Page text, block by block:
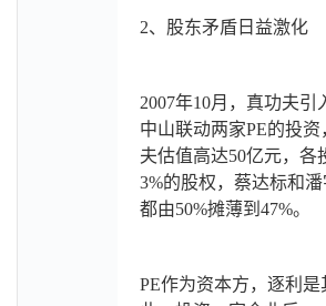
2、股东矛盾日益激化
2007年10月，真功夫引
中山联动两家PE的投资
夫估值高达50亿元，各
3%的股权，蔡达标和
都由50%摊薄到47%。
PE作为资本方，逐利是